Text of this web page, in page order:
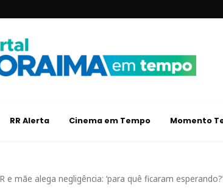
RR Alerta Cinema em Tempo Momento
mãe alega negligência: ‘para quê ficaram esperando?’